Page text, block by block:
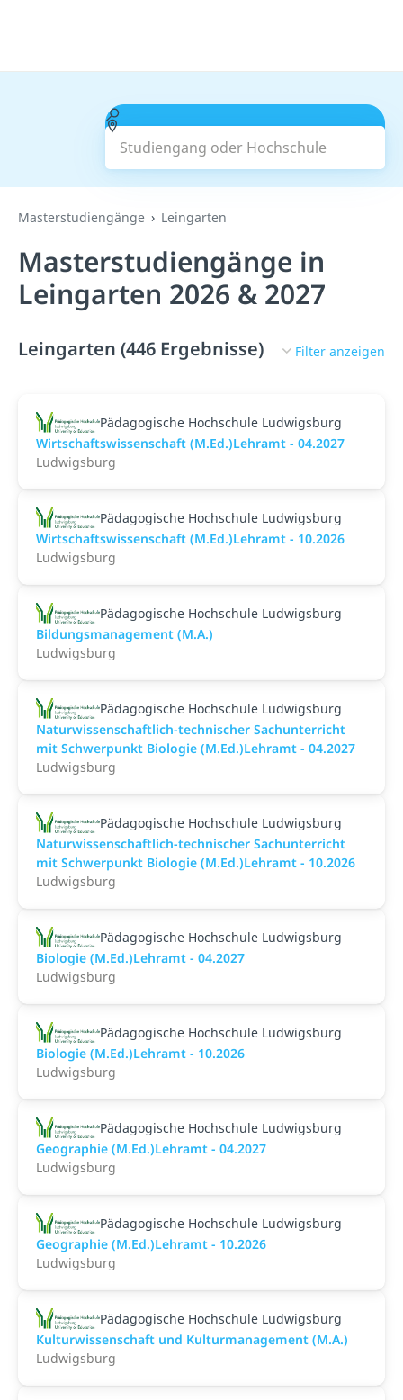
Studiengang oder Hochschule
Suchen
Masterstudiengänge Leingarten
Masterstudiengänge in
Leingarten 2026 & 2027
Leingarten (446 Ergebnisse) Filter anzeigen
Pädagogische Hochschule Ludwigsburg
Wirtschaftswissenschaft (M.Ed.)Lehramt - 04.2027
Ludwigsburg
Pädagogische Hochschule Ludwigsburg
Wirtschaftswissenschaft (M.Ed.)Lehramt - 10.2026
Ludwigsburg
Pädagogische Hochschule Ludwigsburg
Bildungsmanagement (M.A.)
Ludwigsburg
Pädagogische Hochschule Ludwigsburg
Naturwissenschaftlich-technischer Sachunterricht
mit Schwerpunkt Biologie (M.Ed.)Lehramt - 04.2027
Ludwigsburg
Pädagogische Hochschule Ludwigsburg
Naturwissenschaftlich-technischer Sachunterricht
mit Schwerpunkt Biologie (M.Ed.)Lehramt - 10.2026
Ludwigsburg
Pädagogische Hochschule Ludwigsburg
Biologie (M.Ed.)Lehramt - 04.2027
Ludwigsburg
Pädagogische Hochschule Ludwigsburg
Biologie (M.Ed.)Lehramt - 10.2026
Ludwigsburg
Pädagogische Hochschule Ludwigsburg
Geographie (M.Ed.)Lehramt - 04.2027
Ludwigsburg
Pädagogische Hochschule Ludwigsburg
Geographie (M.Ed.)Lehramt - 10.2026
Ludwigsburg
Pädagogische Hochschule Ludwigsburg
Kulturwissenschaft und Kulturmanagement (M.A.)
Ludwigsburg